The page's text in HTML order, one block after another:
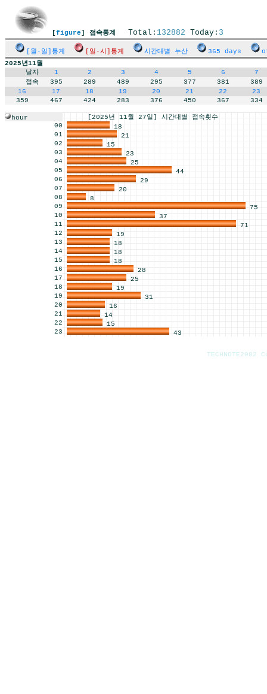
[figure] 접속통계 Total: 132882 Today: 3
[월-일]통계 [일-시]통계 시간대별 누산 365 days
2025년11월
날자
1 2 3 4 5 6
7
접속
395 289 489 295 377 381
389
16
17 18 19 20 21 22
23
359
467 424 283 376 450 367 334
hour
[2025년 11월 27일] 시간대별 접속횟수
00
18
01
21
02
15
03
23
04
25
05
44
06
29
07
20
08
8
09
75
10
37
11
71
12
19
13
18
14
18
15
18
16
28
17
25
18
19
19
31
20
16
21
14
22
15
23
43